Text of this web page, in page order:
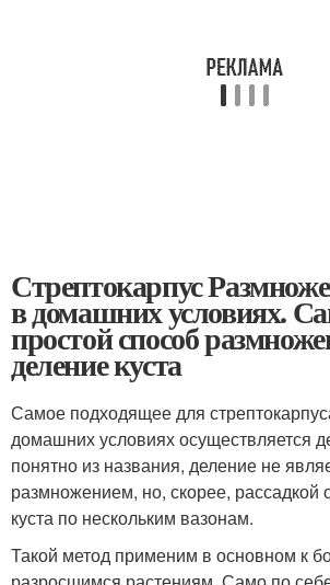
Стрептокарпус
в домашних условиях.
простой способ
деление куста
Самое подходящее для
домашних условиях осуществляется
понятно из названия, деление не
размножением, но, скорее, рассадкой
куста по нескольким вазонам.
Такой метод применим в основном к